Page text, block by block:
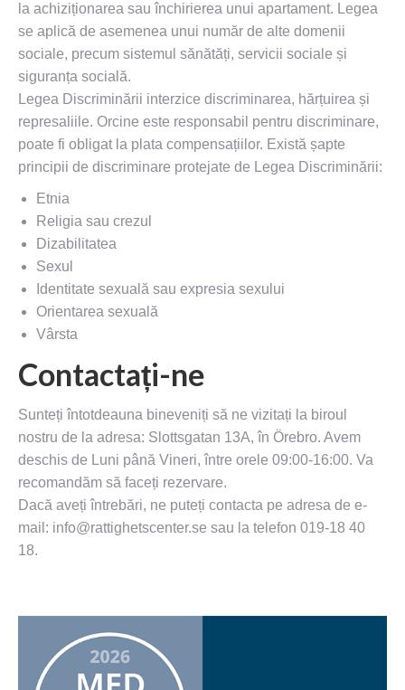
la achiziționarea sau închirierea unui apartament. Legea
se aplică de asemenea unui număr de alte domenii
sociale, precum sistemul sănătăți, servicii sociale și
siguranța socială.
Legea Discriminării interzice discriminarea, hărțuirea și
represaliile. Orcine este responsabil pentru discriminare,
poate fi obligat la plata compensațiilor. Există șapte
principii de discriminare protejate de Legea Discriminării:
Etnia
Religia sau crezul
Dizabilitatea
Sexul
Identitate sexuală sau expresia sexului
Orientarea sexuală
Vârsta
Contactați-ne
Sunteți întotdeauna bineveniți să ne vizitați la biroul
nostru de la adresa: Slottsgatan 13A, în Örebro. Avem
deschis de Luni până Vineri, între orele 09:00-16:00. Va
recomandăm să faceți rezervare.
Dacă aveți întrebări, ne puteți contacta pe adresa de e-
mail: info@rattighetscenter.se sau la telefon 019-18 40
18.